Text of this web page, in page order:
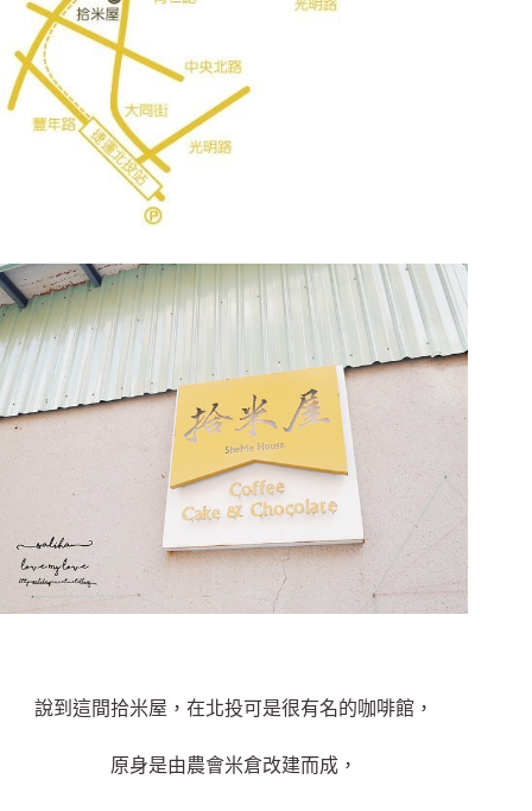
說到這間拾米屋，在北投可是很有名的咖啡館，
原身是由農會米倉改建而成，